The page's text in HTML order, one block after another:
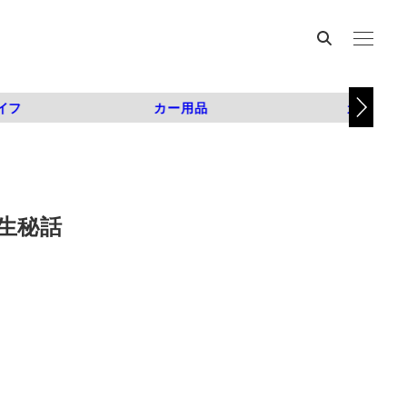
フ カー用品 カスタム
秘話